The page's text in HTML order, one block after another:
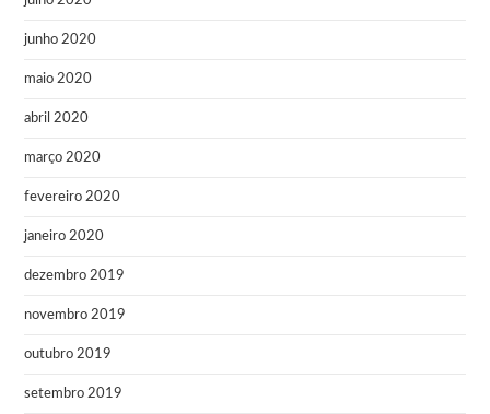
junho 2020
maio 2020
abril 2020
março 2020
fevereiro 2020
janeiro 2020
dezembro 2019
novembro 2019
outubro 2019
setembro 2019